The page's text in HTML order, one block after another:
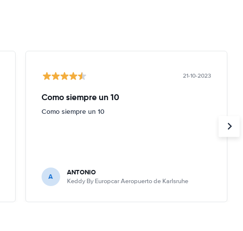
21-10-2023
Como siempre un 10
Como siempre un 10
A ANTONIO
Keddy By Europcar Aeropuerto de Karlsruhe